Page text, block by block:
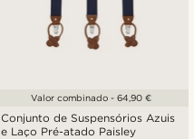
Conjunto de Suspensórios Azuis
e Laço Pré-atado Paisley
Valor combinado - 64,90 €